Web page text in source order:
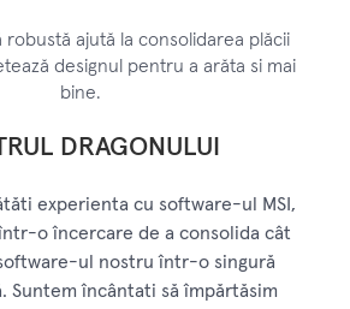
robustă ajută la consolidarea plăcii
designul pentru a arăta si mai
bine.
DRAGONULUI
experienta cu software-ul MSI,
o încercare de a consolida cât
ul nostru într-o singură
Suntem încântati să împărtăsim